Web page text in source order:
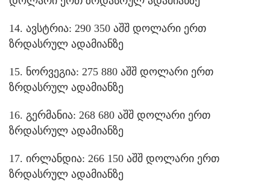
14. ავსტრია: 290 350 აშშ დოლარი ერთ
ზრდასრულ ადამიანზე
15. ნორვეგია: 275 880 აშშ დოლარი ერთ
ზრდასრულ ადამიანზე
16. გერმანია: 268 680 აშშ დოლარი ერთ
ზრდასრულ ადამიანზე
17. ირლანდია: 266 150 აშშ დოლარი ერთ
ზრდასრულ ადამიანზე